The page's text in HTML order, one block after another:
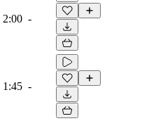
2:00 -
1:45 -